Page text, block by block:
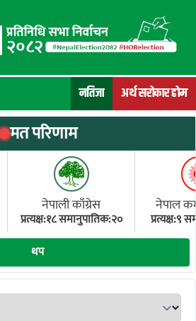
नतिजा अर्थ सरोकार होम
मत परिणाम
नेपाली काँग्रेस
प्रत्यक्ष:१८ समानुपातिक:२०
नेपाल
प्रत्यक्ष:९
थप